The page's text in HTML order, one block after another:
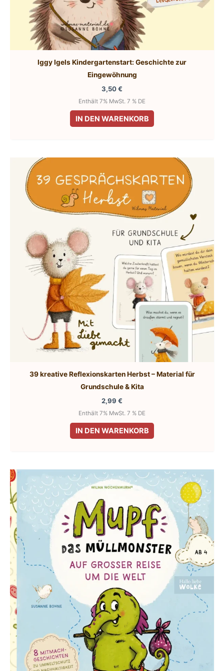
Iggy Igels Kindergartenstart: Geschichte zur
Eingewöhnung
3,50€
Enthält 7% MwSt. 7 % DE
IN DEN WARENKORB
39 kreative Reflexionskarten Herbst – Material für
Grundschule & Kita
2,99 €
Enthält 7% MwSt. 7 % DE
IN DEN WARENKORB